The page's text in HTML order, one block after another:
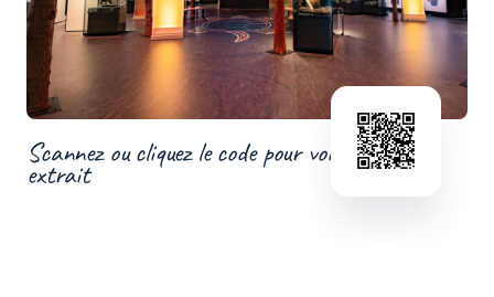
Scannez ou cliquez le code pour voir un
extrait